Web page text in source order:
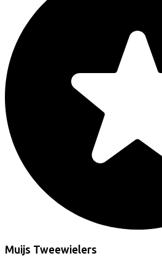
Muijs Tweewielers